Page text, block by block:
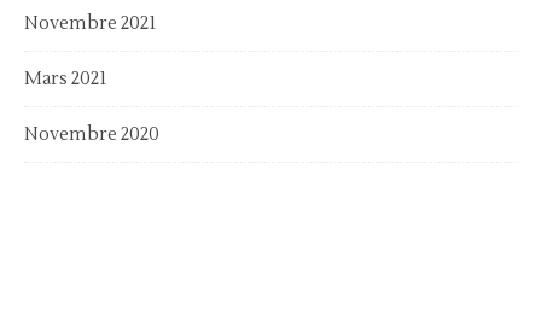
Novembre 2021
Mars 2021
Novembre 2020